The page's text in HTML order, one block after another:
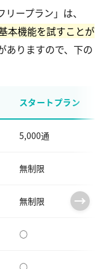
ープラン」は、
本機能を試すことが
ありますので、下の
スタートプラン
5,000通
無制限
無制限
○